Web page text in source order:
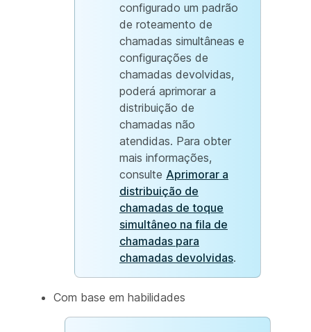
configurado um padrão
de roteamento de
chamadas simultâneas e
configurações de
chamadas devolvidas,
poderá aprimorar a
distribuição de
chamadas não
atendidas. Para obter
mais informações,
consulte Aprimorar a
distribuição de
chamadas de toque
simultâneo na fila de
chamadas para
chamadas devolvidas.
Com base em habilidades